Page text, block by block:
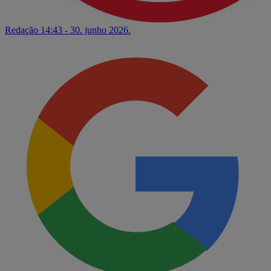
Redação 14:43 - 30. junho 2026.